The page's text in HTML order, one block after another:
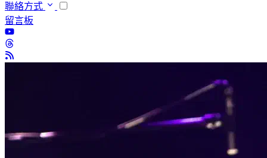
聯絡方式
留言板